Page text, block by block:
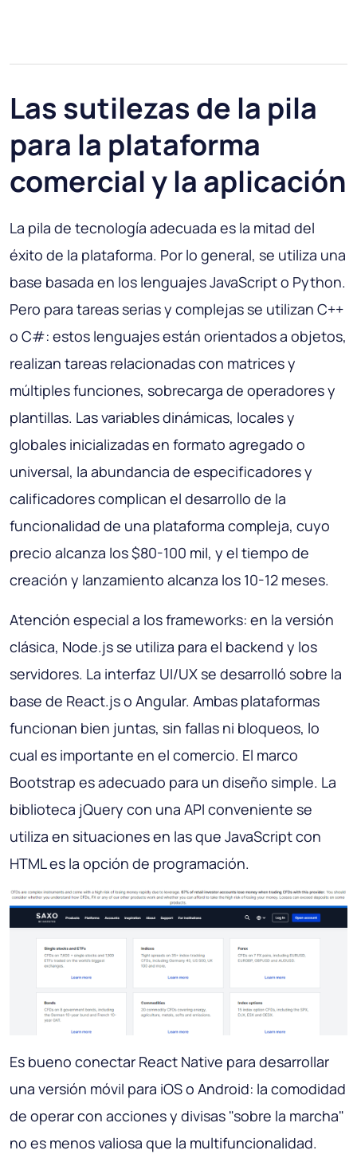
Las sutilezas de la pila
para la plataforma
comercial y la aplicación
La pila de tecnología adecuada es la mitad del
éxito de la plataforma. Por lo general, se utiliza una
base basada en los lenguajes JavaScript o Python.
Pero para tareas serias y complejas se utilizan C++
o C#: estos lenguajes están orientados a objetos,
realizan tareas relacionadas con matrices y
múltiples funciones, sobrecarga de operadores y
plantillas. Las variables dinámicas, locales y
globales inicializadas en formato agregado o
universal, la abundancia de especificadores y
calificadores complican el desarrollo de la
funcionalidad de una plataforma compleja, cuyo
precio alcanza los $80-100 mil, y el tiempo de
creación y lanzamiento alcanza los 10-12 meses.
Atención especial a los frameworks: en la versión
clásica, Node.js se utiliza para el backend y los
servidores. La interfaz UI/UX se desarrolló sobre la
base de React.js o Angular. Ambas plataformas
funcionan bien juntas, sin fallas ni bloqueos, lo
cual es importante en el comercio. El marco
Bootstrap es adecuado para un diseño simple. La
biblioteca jQuery con una API conveniente se
utiliza en situaciones en las que JavaScript con
HTML es la opción de programación.
Es bueno conectar React Native para desarrollar
una versión móvil para iOS o Android: la comodidad
de operar con acciones y divisas "sobre la marcha"
no es menos valiosa que la multifuncionalidad.